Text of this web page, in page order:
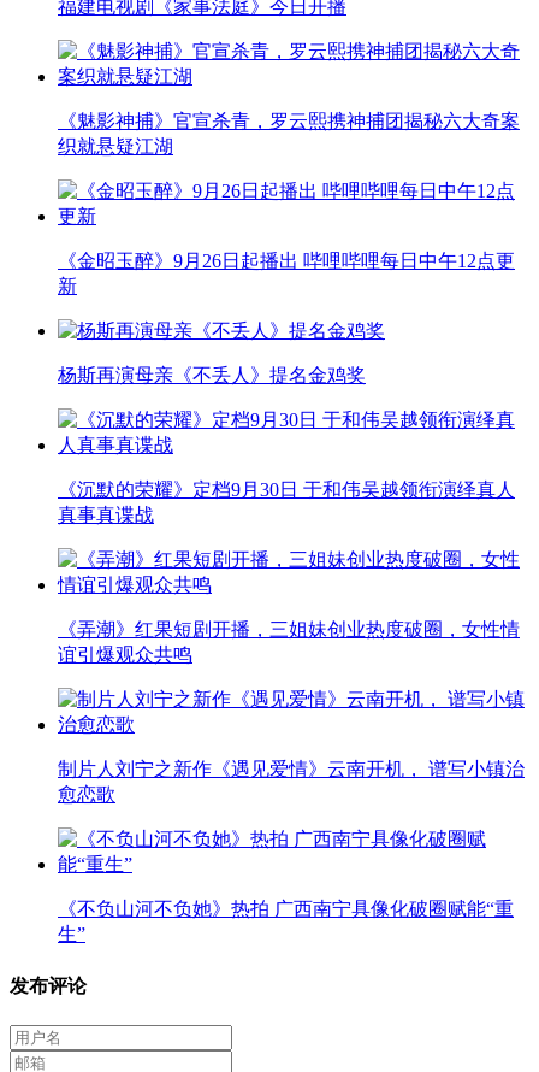
福建电视剧《家事法庭》今日开播
《魅影神捕》官宣杀青，罗云熙携神捕团揭秘六大奇案
织就悬疑江湖
《金昭玉醉》9月26日起播出 哔哩哔哩每日中午12点更
新
杨斯再演母亲《不丢人》提名金鸡奖
《沉默的荣耀》定档9月30日 于和伟吴越领衔演绎真人
真事真谍战
《弄潮》红果短剧开播，三姐妹创业热度破圈，女性情
谊引爆观众共鸣
制片人刘宁之新作《遇见爱情》云南开机， 谱写小镇治
愈恋歌
《不负山河不负她》热拍 广西南宁具像化破圈赋能“重
生”
发布评论